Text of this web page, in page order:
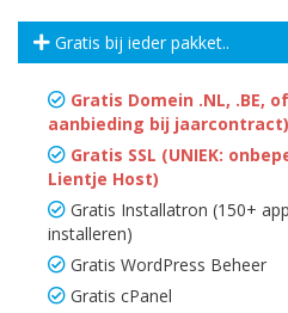
Gratis bij ieder pakket..
Gratis Domein .NL, .BE,
aanbieding bij jaarcontract)
Gratis SSL (UNIEK:
Lientje Host)
Gratis Installatron (150+
installeren)
Gratis WordPress Beheer
Gratis cPanel